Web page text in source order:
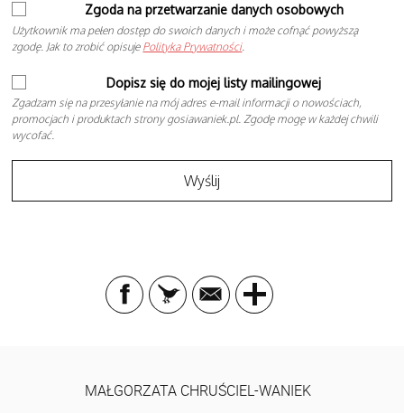
Zgoda na przetwarzanie danych osobowych
Użytkownik ma pełen dostęp do swoich danych i może cofnąć powyższą
zgodę. Jak to zrobić opisuje Polityka Prywatności.
Dopisz się do mojej listy mailingowej
Zgadzam się na przesyłanie na mój adres e-mail informacji o nowościach,
promocjach i produktach strony gosiawaniek.pl. Zgodę mogę w każdej chwili
wycofać.
MAŁGORZATA CHRUŚCIEL-WANIEK